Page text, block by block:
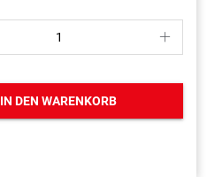
S
IN DEN WARENKORB